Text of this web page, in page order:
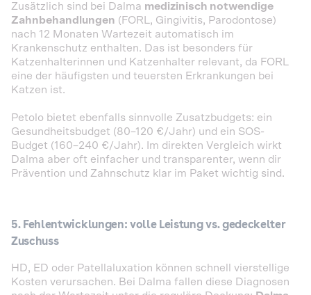
Zusätzlich sind bei Dalma medizinisch notwendige
Zahnbehandlungen (FORL, Gingivitis, Parodontose)
nach 12 Monaten Wartezeit automatisch im
Krankenschutz enthalten. Das ist besonders für
Katzenhalterinnen und Katzenhalter relevant, da FORL
eine der häufigsten und teuersten Erkrankungen bei
Katzen ist.
Petolo bietet ebenfalls sinnvolle Zusatzbudgets: ein
Gesundheitsbudget (80–120 €/Jahr) und ein SOS-
Budget (160–240 €/Jahr). Im direkten Vergleich wirkt
Dalma aber oft einfacher und transparenter, wenn dir
Prävention und Zahnschutz klar im Paket wichtig sind.
5. Fehlentwicklungen: volle Leistung vs. gedeckelter
Zuschuss
HD, ED oder Patellaluxation können schnell vierstellige
Kosten verursachen. Bei Dalma fallen diese Diagnosen